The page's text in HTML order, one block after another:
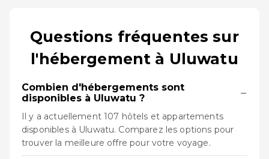
Questions fréquentes sur
l'hébergement à Uluwatu
Combien d'hébergements sont
disponibles à Uluwatu ?
−
Il y a actuellement 107 hôtels et appartements
disponibles à Uluwatu. Comparez les options pour
trouver la meilleure offre pour votre voyage.